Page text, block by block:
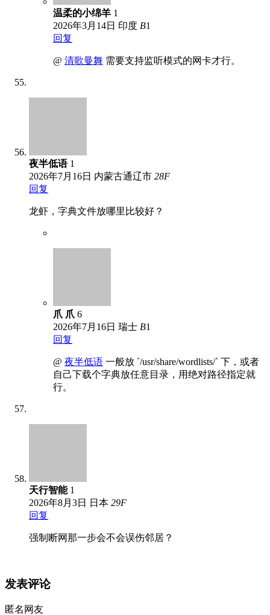
温柔的小绵羊 1
2026年3月14日 印度 B1
回复
@ 清歌曼舞 需要支持监听模式的网卡才行。
夜半低语 1
2026年7月16日 内蒙古通辽市 28F
回复
龙虾，字典文件放哪里比较好？
爪 爪 6
2026年7月16日 瑞士 B1
回复
@ 夜半低语 一般放 `/usr/share/wordlists/` 下，或者
自己下载个字典放任意目录，用绝对路径指定就
行。
天行智能 1
2026年8月3日
日本 29F
回复
强制断网那一步会不会误伤邻居？
发表评论
匿名网友